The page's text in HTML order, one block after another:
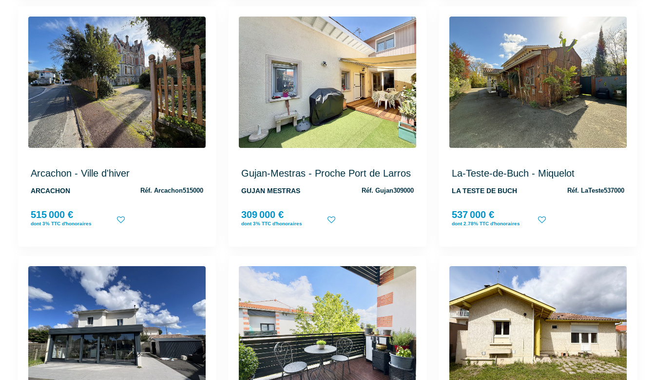
Arcachon - Ville d'hiver
ARCACHON Réf. Arcachon515000
515 000 €
dont 3% TTC d'honoraires
Gujan-Mestras - Proche Port de Larros
GUJAN MESTRAS Réf. Gujan309000
309 000 €
dont 3% TTC d'honoraires
La-Teste-de-Buch - Miquelot
LA TESTE DE BUCH Réf. LaTeste537000
537 000 €
dont 2.78% TTC d'honoraires